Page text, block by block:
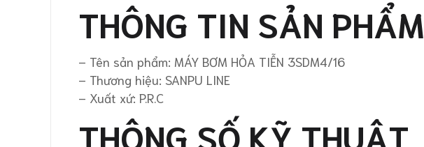
THÔNG TIN SẢN PHẨM
– Tên sản phẩm: MÁY BƠM HỎA TIỄN 3SDM4/16
– Thương hiệu: SANPU LINE
– Xuất xứ: P.R.C
THÔNG SỐ KỸ THUẬT